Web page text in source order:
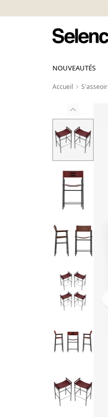
NOUVEAUTÉS
Accueil S'asseoir